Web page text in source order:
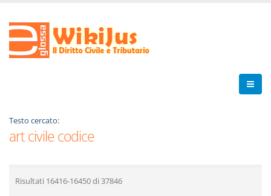
Testo cercato:
art civile codice
Risultati 16416-16450di 37846